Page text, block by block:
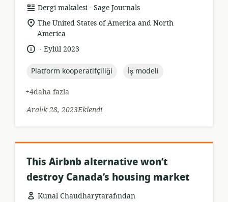
Kaynak
formatı:
Dergi makalesi .
yayıncı:
Sage Journals
Uygunluk
konumu:
The United States of America and North
America
Dil: .
YayınEylül 2023
topic:
Platform kooperatifçiliği topic:
İş modeli
+4daha fazla
Aralık 28, 2023Eklendi
This Airbnb alternative won’t
destroy Canada’s housing market
Kunal Chaudharytarafından